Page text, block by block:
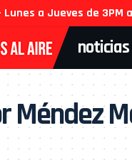
Lunes a Jueves de 3PM
noticias
Méndez